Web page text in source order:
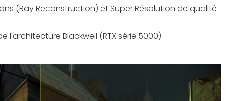
(Ray Reconstruction) et Super Résolution de qualité
l'architecture Blackwell (RTX série 5000)